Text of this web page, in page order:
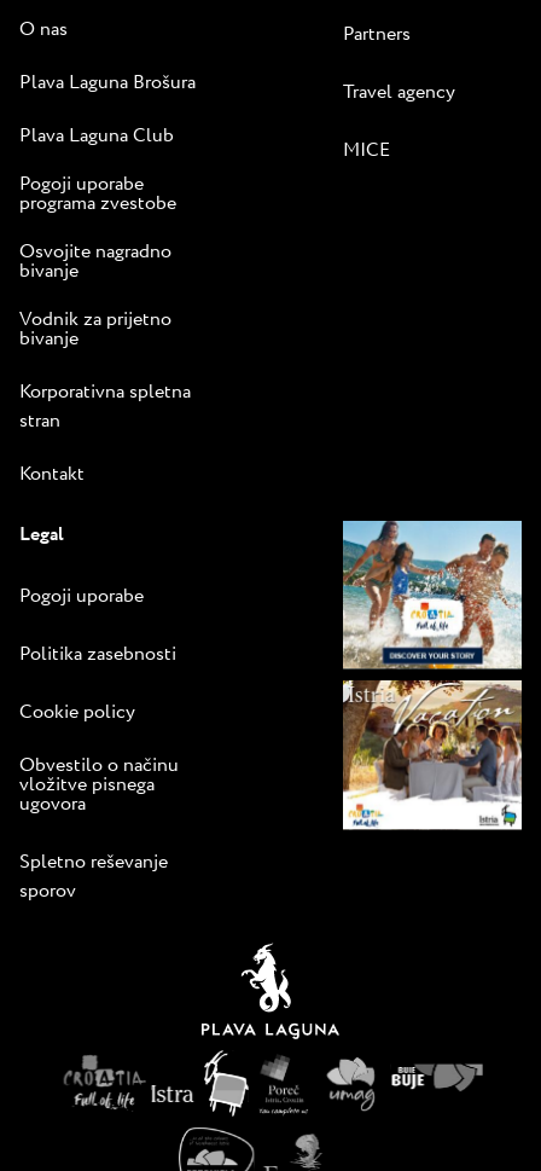
O nas
Plava Laguna Brošura
Plava Laguna Club
Pogoji uporabe
programa zvestobe
Osvojite nagradno
bivanje
Vodnik za prijetno
bivanje
Korporativna spletna
stran
Kontakt
Partners
Travel agency
MICE
Legal
Pogoji uporabe
Politika zasebnosti
Cookie policy
Obvestilo o načinu
vložitve pisnega
ugovora
Spletno reševanje
sporov